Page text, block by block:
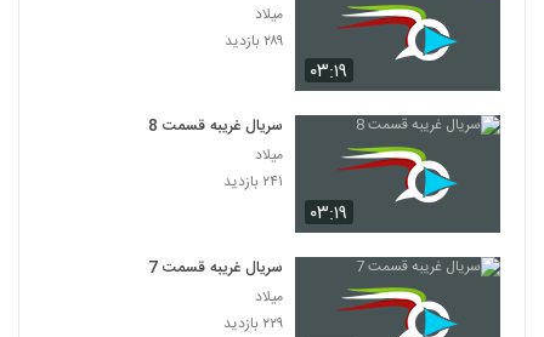
۰۳:۱۹
میلاد
۲۸۹ بازدید
۰۳:۱۹
سریال غریبه قسمت 8
میلاد
۲۴۱ بازدید
سریال غریبه قسمت 7
میلاد
۲۲۹ بازدید